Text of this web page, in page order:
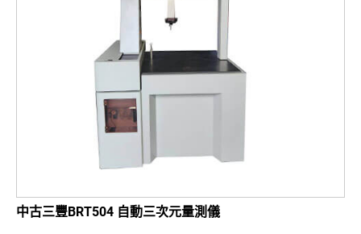
中古三豐BRT504 自動三次元量測儀